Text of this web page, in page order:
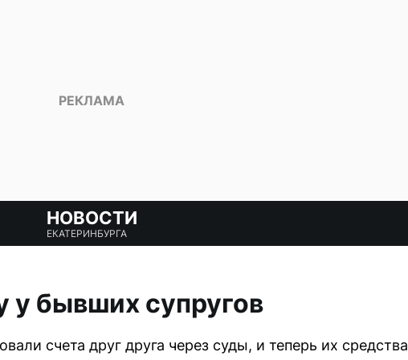
НОВОСТИ
ЕКАТЕРИНБУРГА
у бывших супругов
счета друг друга через суды, и теперь их средства